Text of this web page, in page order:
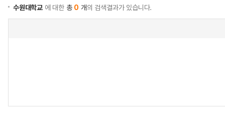
수원대학교 에 대한 총 0 개의 검색결과가 있습니다.